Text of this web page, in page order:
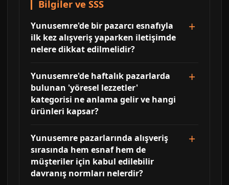
Bilgiler ve SSS
Yunusemre'de bir pazarcı esnafıyla
ilk kez alışveriş yaparken iletişimde
nelere dikkat edilmelidir?
Yunusemre'de haftalık pazarlarda
bulunan 'yöresel lezzetler'
kategorisi ne anlama gelir ve hangi
ürünleri kapsar?
Yunusemre pazarlarında alışveriş
sırasında hem esnaf hem de
müşteriler için kabul edilebilir
davranış normları nelerdir?